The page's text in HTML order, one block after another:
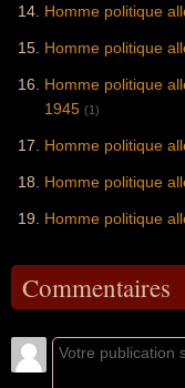
Homme politique
Homme politique
Homme politique
1945 (1)
Homme politique
Homme politique
Homme politique
Commentaires